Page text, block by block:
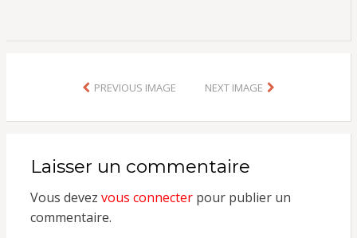
PREVIOUS IMAGE NEXT IMAGE
Laisser un commentaire
Vous devez vous connecterpour publier un
commentaire.